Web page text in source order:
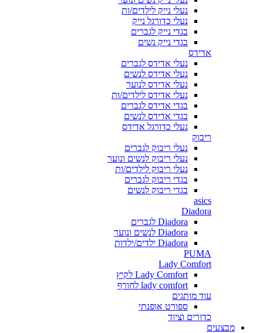
נעלי נייק לילדים/ות
נעלי כדורגל נייק
בגדי נייק לגברים
בגדי נייק נשים
אדידס
נעלי אדידס לגברים
נעלי אדידס לנשים
נעלי אדידס לנוער
נעלי אדידס לילדים/ות
בגדי אדידס לגברים
בגדי אדידס לנשים
נעלי כדורגל אדידס
ריבוק
נעלי ריבוק לגברים
נעלי ריבוק לנשים ונוער
נעלי ריבוק לילדים/ות
בגדי ריבוק לגברים
בגדי ריבוק לנשים
asics
Diadora
Diadora לגברים
Diadora לנשים ונוער
Diadora ילדים/ילדות
PUMA
Lady Comfort
Lady Comfort לקיץ
lady comfort לחורף
עוד מותגים
ספורט אופנתי
כדורים וציוד
מבצעים